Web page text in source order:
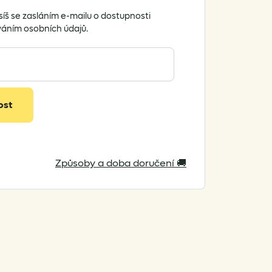
se zasláním e-mailu o dostupnosti
osobních údajů.
Způsoby a doba doručení 🚚